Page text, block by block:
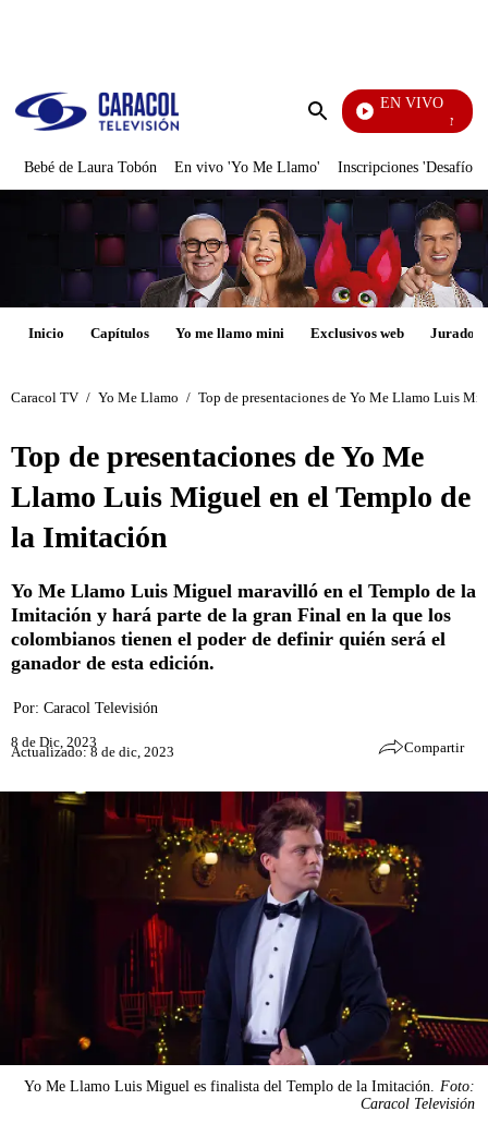
Enviar
EN VIVO
Noticias
Bebé de Laura Tobón En vivo 'Yo Me Llamo' Inscripciones 'Desafío'
Inicio Capítulos Yo me llamo mini Exclusivos web Jurados
Caracol TV / Yo Me Llamo / Top de presentaciones de Yo Me Llamo Luis
Top de presentaciones de Yo Me
Llamo Luis Miguel en el Templo de
la Imitación
Yo Me Llamo Luis Miguel maravilló en el Templo de la
Imitación y hará parte de la gran Final en la que los
colombianos tienen el poder de definir quién será el
ganador de esta edición.
Por: Caracol Televisión
8 de Dic, 2023
Actualizado: 8 de dic, 2023 Compartir
Yo Me Llamo Luis Miguel es finalista del Templo de la Imitación. Foto:
Caracol Televisión